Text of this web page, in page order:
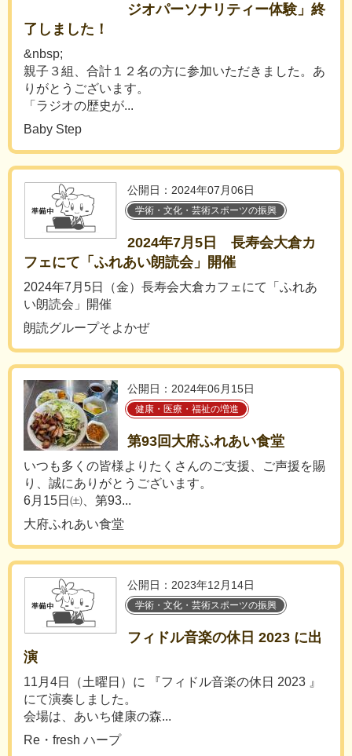
ジオパーソナリティー体験」終
了しました！
&nbsp;
親子３組、合計１２名の方に参加いただきました。あ
りがとうございます。
「ラジオの歴史が...
Baby Step
公開日：2024年07月06日
学術・文化・芸術スポーツの振興
2024年7月5日 長寿会大倉カ
フェにて「ふれあい朗読会」開催
2024年7月5日（金）長寿会大倉カフェにて「ふれあ
い朗読会」開催
朗読グループそよかぜ
公開日：2024年06月15日
健康・医療・福祉の増進
第93回大府ふれあい食堂
いつも多くの皆様よりたくさんのご支援、ご声援を賜
り、誠にありがとうございます。
6月15日㈯、第93...
大府ふれあい食堂
公開日：2023年12月14日
学術・文化・芸術スポーツの振興
フィドル音楽の休日 2023 に出
演
11月4日（土曜日）に 『フィドル音楽の休日 2023 』
にて演奏しました。
会場は、あいち健康の森...
Re・fresh ハープ